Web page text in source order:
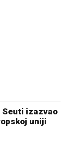
izazvao
uniji